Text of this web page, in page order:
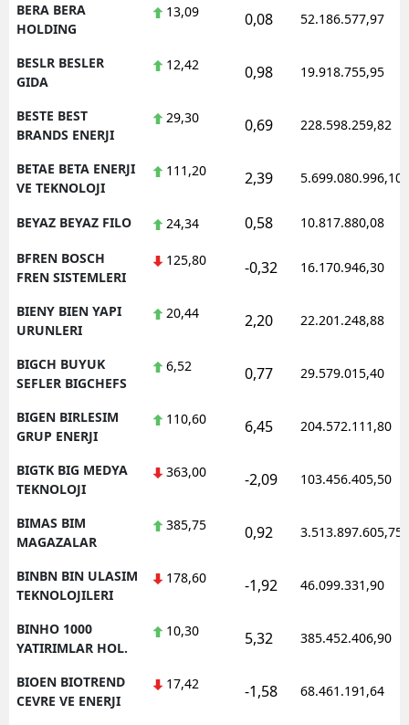
BERA BERA
HOLDING
13,09 0,08 52.186.577,97
BESLR BESLER
GIDA
12,42 0,98 19.918.755,95
BESTE BEST
BRANDS ENERJI
29,30 0,69 228.598.259,82
BETAE BETA ENERJI
VE TEKNOLOJI
111,20 2,39 5.699.080.996,10
BEYAZ BEYAZ FILO 24,34 0,58 10.817.880,08
BFREN BOSCH
FREN SISTEMLERI
125,80 -0,32 16.170.946,30
BIENY BIEN YAPI
URUNLERI
20,44 2,20 22.201.248,88
BIGCH BUYUK
SEFLER BIGCHEFS
6,52 0,77 29.579.015,40
BIGEN BIRLESIM
GRUP ENERJI
110,60 6,45 204.572.111,80
BIGTK BIG MEDYA
TEKNOLOJI
363,00 -2,09 103.456.405,50
BIMAS BIM
MAGAZALAR
385,75 0,92 3.513.897.605,75
BINBN BIN ULASIM
TEKNOLOJILERI
178,60 -1,92 46.099.331,90
BINHO 1000
YATIRIMLAR HOL.
10,30 5,32 385.452.406,90
BIOEN BIOTREND
CEVRE VE ENERJI
17,42 -1,58 68.461.191,64